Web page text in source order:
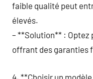
faible qualité peut
élevés.
– **Solution** : Optez
offrant des garanties
4. **Choisir un